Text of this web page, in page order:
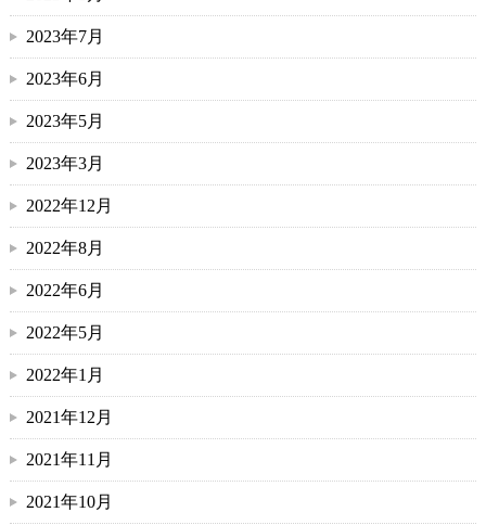
2023年7月
2023年6月
2023年5月
2023年3月
2022年12月
2022年8月
2022年6月
2022年5月
2022年1月
2021年12月
2021年11月
2021年10月